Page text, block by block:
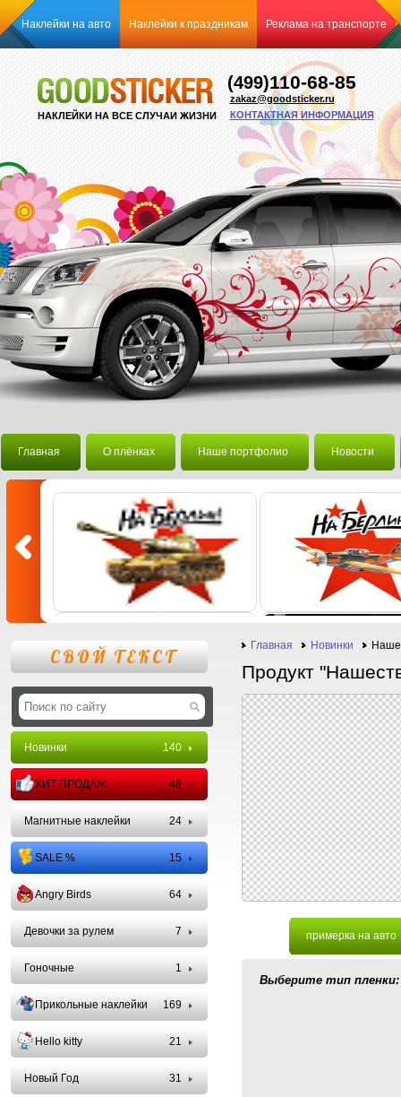
Наклейки на авто Наклейки к праздникам Реклама на транспорте
НАКЛЕЙКИ НА ВСЕ СЛУЧАИ ЖИЗНИ
(499)110-68-85
zakaz@goodsticker.ru
КОНТАКТНАЯ ИНФОРМАЦИЯ
Главная О плёнках Наше портфолио Новости
Главная Новинки
Продукт
примерка на авто
Выберите тип пленки:
СВОЙ ТЕКСТ
Новинки 140
ХИТ ПРОДАЖ 48
Магнитные наклейки 24
SALE % 15
Angry Birds 64
Девочки за рулем 7
Гоночные 1
Прикольные наклейки 169
Hello kitty 21
Новый Год 31